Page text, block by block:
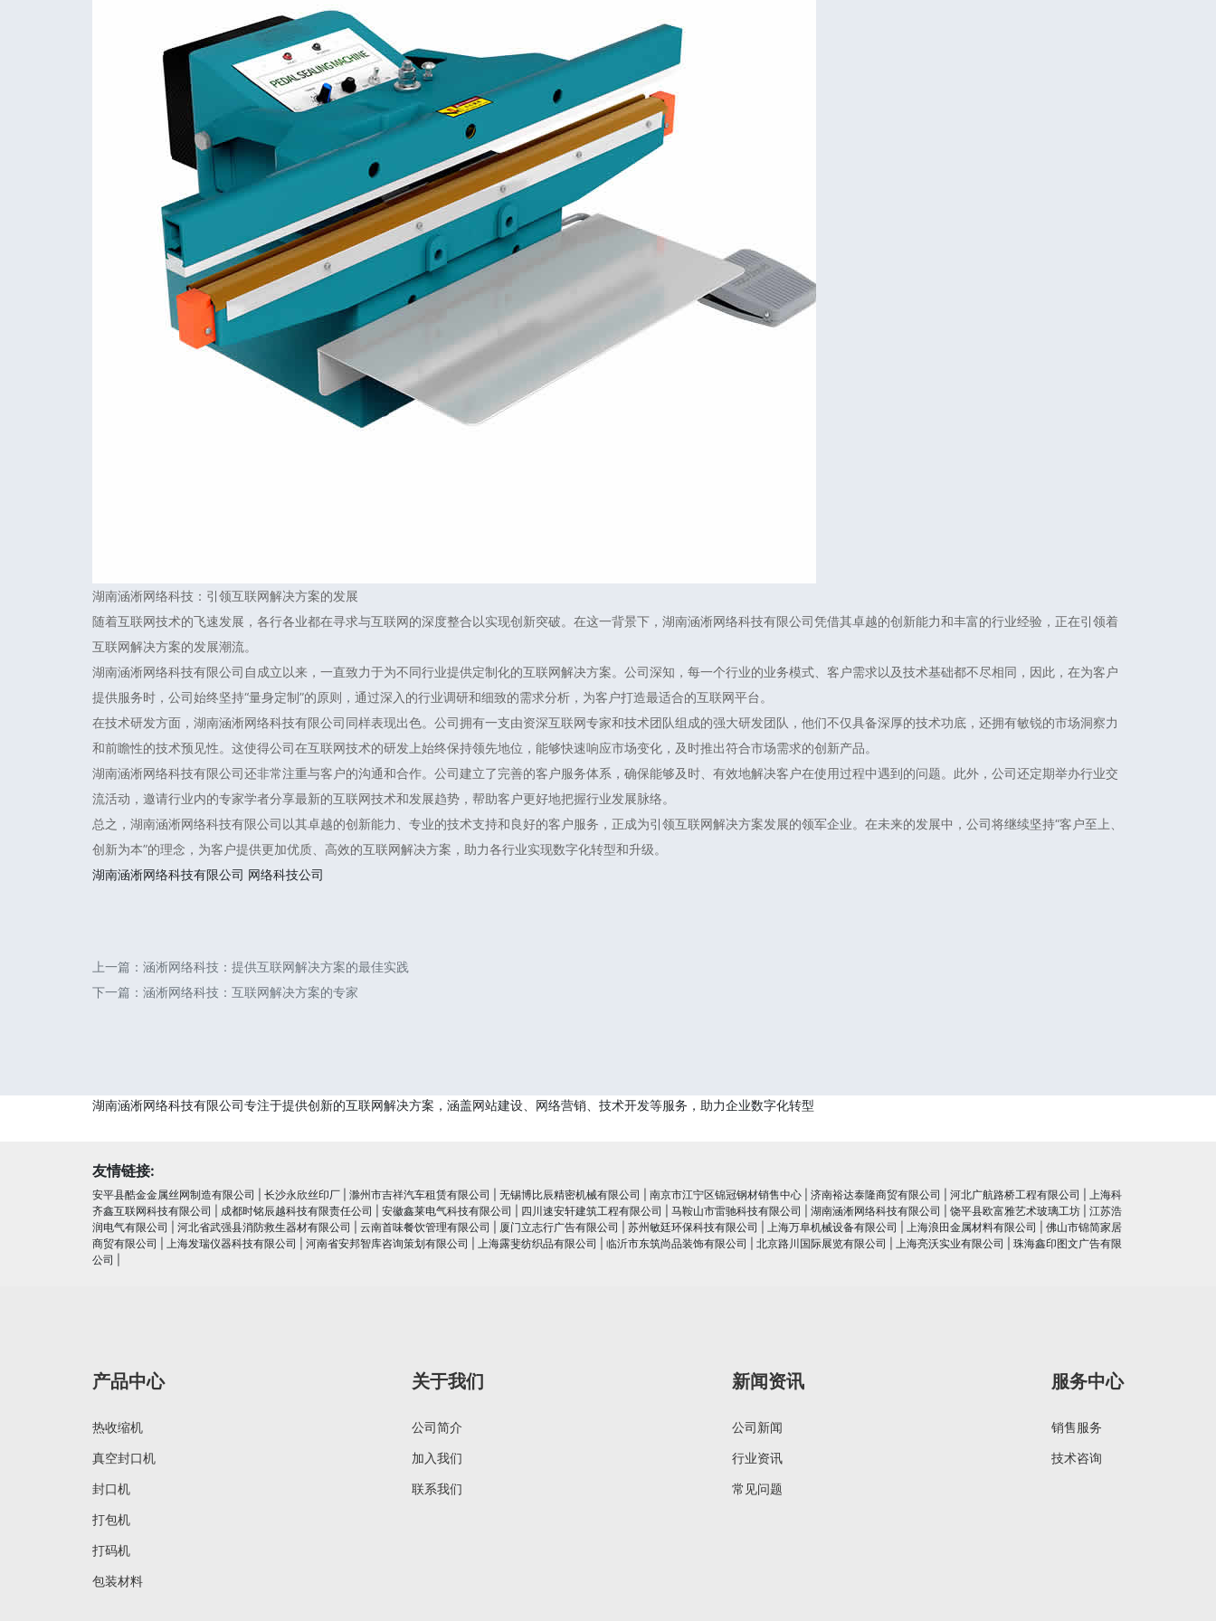
湖南涵淅网络科技：引领互联网解决方案的发展
随着互联网技术的飞速发展，各行各业都在寻求与互联网的深度整合以实现创新突破。在这一背景下，湖南涵淅网络科技有限公司凭借其卓越的创新能力和丰富的行业经验，正在引领着
互联网解决方案的发展潮流。
湖南涵淅网络科技有限公司自成立以来，一直致力于为不同行业提供定制化的互联网解决方案。公司深知，每一个行业的业务模式、客户需求以及技术基础都不尽相同，因此，在为客户
提供服务时，公司始终坚持“量身定制”的原则，通过深入的行业调研和细致的需求分析，为客户打造最适合的互联网平台。
在技术研发方面，湖南涵淅网络科技有限公司同样表现出色。公司拥有一支由资深互联网专家和技术团队组成的强大研发团队，他们不仅具备深厚的技术功底，还拥有敏锐的市场洞察力
和前瞻性的技术预见性。这使得公司在互联网技术的研发上始终保持领先地位，能够快速响应市场变化，及时推出符合市场需求的创新产品。
湖南涵淅网络科技有限公司还非常注重与客户的沟通和合作。公司建立了完善的客户服务体系，确保能够及时、有效地解决客户在使用过程中遇到的问题。此外，公司还定期举办行业交
流活动，邀请行业内的专家学者分享最新的互联网技术和发展趋势，帮助客户更好地把握行业发展脉络。
总之，湖南涵淅网络科技有限公司以其卓越的创新能力、专业的技术支持和良好的客户服务，正成为引领互联网解决方案发展的领军企业。在未来的发展中，公司将继续坚持“客户至上、
创新为本”的理念，为客户提供更加优质、高效的互联网解决方案，助力各行业实现数字化转型和升级。
湖南涵淅网络科技有限公司 网络科技公司
上一篇： 涵淅网络科技：提供互联网解决方案的最佳实践
下一篇： 涵淅网络科技：互联网解决方案的专家
湖南涵淅网络科技有限公司专注于提供创新的互联网解决方案，涵盖网站建设、网络营销、技术开发等服务，助力企业数字化转型
友情链接:
安平县酷金金属丝网制造有限公司 长沙永欣丝印厂 滁州市吉祥汽车租赁有限公司 无锡博比辰精密机械有限公司 南京市江宁区锦冠钢材销售中心 济南裕达泰隆商贸有限公司 河北广航路桥工程有限公司
上海科
齐鑫互联网科技有限公司
成都时铭辰越科技有限责任公司 安徽鑫莱电气科技有限公司 四川速安轩建筑工程有限公司 马鞍山市雷驰科技有限公司 湖南涵淅网络科技有限公司 饶平县欧富雅艺术玻璃工坊
江苏浩
润电⽓有限公司
河北省武强县消防救生器材有限公司 云南首味餐饮管理有限公司 厦门立志行广告有限公司 苏州敏廷环保科技有限公司 上海万阜机械设备有限公司 上海浪田金属材料有限公司
佛山市锦简家居
商贸有限公司
上海发瑞仪器科技有限公司 河南省安邦智库咨询策划有限公司 上海露斐纺织品有限公司 临沂市东筑尚品装饰有限公司 北京路川国际展览有限公司 上海亮沃实业有限公司
珠海鑫印图文广告有限
公司
产品中心
热收缩机
真空封口机
封口机
打包机
打码机
包装材料
关于我们
公司简介
加入我们
联系我们
新闻资讯
公司新闻
行业资讯
常见问题
服务中心
销售服务
技术咨询